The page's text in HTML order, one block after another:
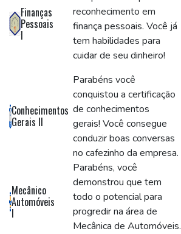
Finanças
Pessoais
I
reconhecimento em
finança pessoais. Você já
tem habilidades para
cuidar de seu dinheiro!
Conhecimentos
Gerais II
Parabéns você
conquistou a certificação
de conhecimentos
gerais! Você consegue
conduzir boas conversas
no cafezinho da empresa.
Mecânico
Automóveis
I
Parabéns, você
demonstrou que tem
todo o potencial para
progredir na área de
Mecânica de Automóveis.